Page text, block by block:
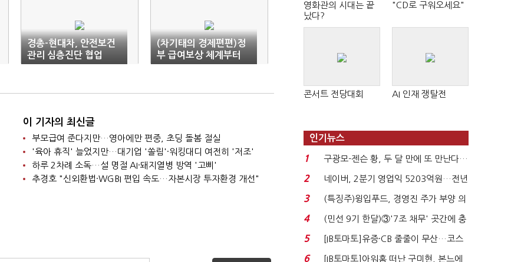
경총-현대차, 안전보건
관리 심층진단 협업
(차기태의 경제편편)정
부 급여보상 체계부터
돌아봐야
이 기자의 최신글
부모급여 준다지만…영아에만 편중, 초딩 돌봄 절실
'육아 휴직' 늘었지만…대기업 '쏠림'·워킹대디 여전히 '저조'
하루 2차례 소독…설 명절 AI·돼지열병 방역 '고삐'
추경호 "신외환법·WGBI 편입 속도…자본시장 투자환경 개선"
영화관의 시대는 끝
났다?
"CD로 구워오세요"
콘서트 전당대회 AI 인재 쟁탈전
인기뉴스
1
구광모-젠슨 황, 두 달 만에 또 만난다…
로봇·AI 등 논...
2
네이버, 2분기 영업익 5203억원…전년
비 0.2% 감소...
3
(특징주)윙입푸드, 경영진 주가 부양 의
지에 상한가...
4
(민선 9기 한달)③'7조 채무' 곳간에 충
격…추미애, 20년...
5
[IB토마토]유증·CB 줄줄이 무산…코스
닥 벌점 급증에 ...
6
[IB토마토]아워홈 떠난 구미현, 본느에